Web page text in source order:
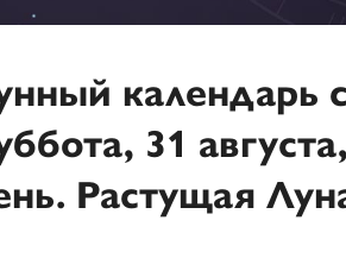
календарь
31
Растущая